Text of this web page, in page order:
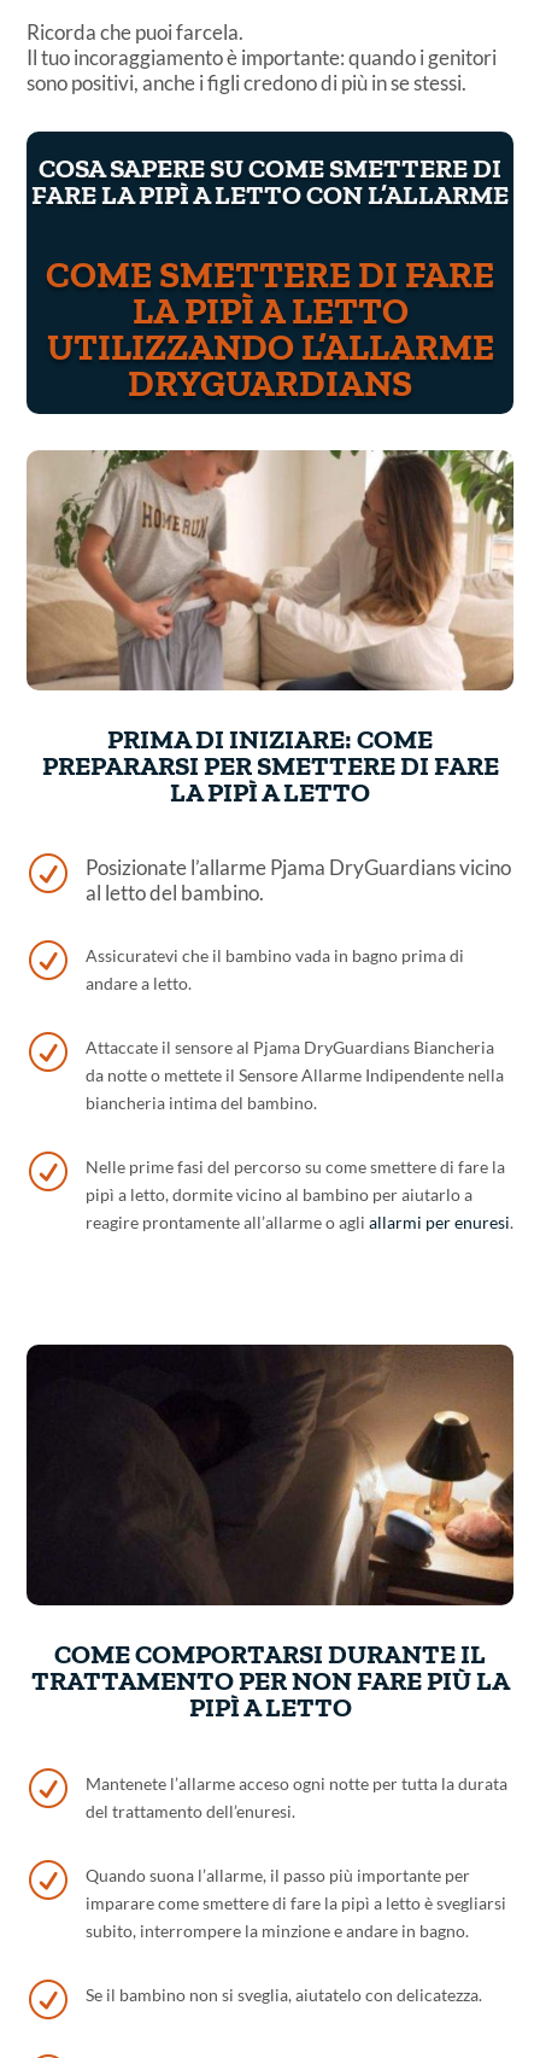
Ricorda che puoi farcela.
Il tuo incoraggiamento è importante: quando i genitori
sono positivi, anche i figli credono di più in se stessi.
COSA SAPERE SU COME SMETTERE DI
FARE LA PIPÌ A LETTO CON L’ALLARME
COME SMETTERE DI FARE
LA PIPÌ A LETTO
UTILIZZANDO L’ALLARME
DRYGUARDIANS
PRIMA DI INIZIARE: COME
PREPARARSI PER SMETTERE DI FARE
LA PIPÌ A LETTO
R
Posizionate l’allarme Pjama DryGuardians vicino
al letto del bambino.
R
Assicuratevi che il bambino vada in bagno prima di
andare a letto.
R
Attaccate il sensore al Pjama DryGuardians Biancheria
da notte o mettete il Sensore Allarme Indipendente nella
biancheria intima del bambino.
R
Nelle prime fasi del percorso su come smettere di fare la
pipì a letto, dormite vicino al bambino per aiutarlo a
reagire prontamente all’allarme o agli allarmi per enuresi.
COME COMPORTARSI DURANTE IL
TRATTAMENTO PER NON FARE PIÙ LA
PIPÌ A LETTO
R
Mantenete l’allarme acceso ogni notte per tutta la durata
del trattamento dell’enuresi.
R
Quando suona l’allarme, il passo più importante per
imparare come smettere di fare la pipì a letto è svegliarsi
subito, interrompere la minzione e andare in bagno.
R Se il bambino non si sveglia, aiutatelo con delicatezza.